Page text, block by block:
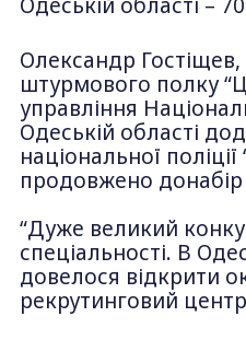
Олександр
штурмового полку
управління
Одеській області
національної
продовжено донабір
“Дуже великий
спеціальності. В
довелося відкрити
рекрутинговий